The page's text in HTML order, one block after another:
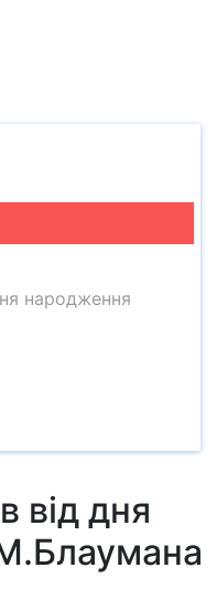
народження
від дня